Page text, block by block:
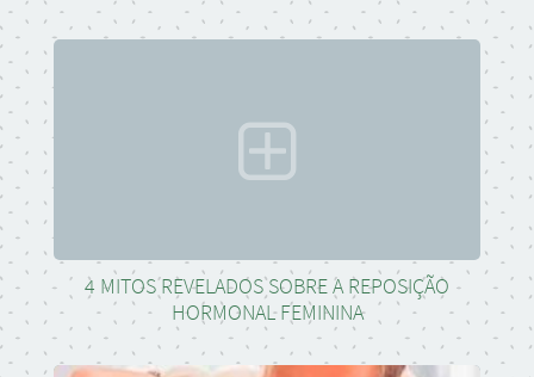
4 MITOS REVELADOS SOBRE A REPOSIÇÃO
HORMONAL FEMININA